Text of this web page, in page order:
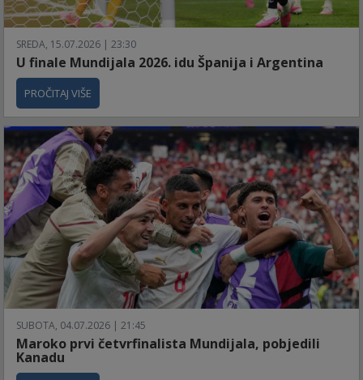
SREDA, 15.07.2026 | 23:30
U finale Mundijala 2026. idu Španija i Argentina
PROČITAJ VIŠE
SUBOTA, 04.07.2026 | 21:45
Maroko prvi četvrfinalista Mundijala, pobjedili
Kanadu